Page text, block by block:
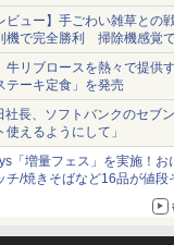
ビュー】手ごわい雑草との
機で完全勝利 掃除機感覚
牛リブロースを熱々で提供
テーキ定食」を発売
社長、ソフトバンクのセブ
使えるようにして」
「増量フェス」を実施！お
チ/焼きそばなど16品が値段